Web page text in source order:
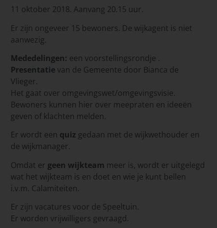
11 oktober 2018. Aanvang 20.15 uur.
Er zijn ongeveer 15 bewoners. De wijkagent is niet
aanwezig.
Mededelingen: een voorstellingsrondje .
Presentatievan de Gemeente door Bianca de
Vlieger.
Het gaat over omgevingswet/omgevingsvisie.
Bewoners kunnen hier over meepraten en ideeën
geven of klachten melden.
Er wordt een quiz gedaan met de wijkwethouder en
de wijkmanager.
Omdat er geen wijkteam meer is, wordt er uitgelegd
wat het wijkteam is en doet en wie je kunt bellen
i.v.m. Calamiteiten.
Er zijn vacatures voor de Speeltuin.
Er worden vrijwilligers gevraagd.